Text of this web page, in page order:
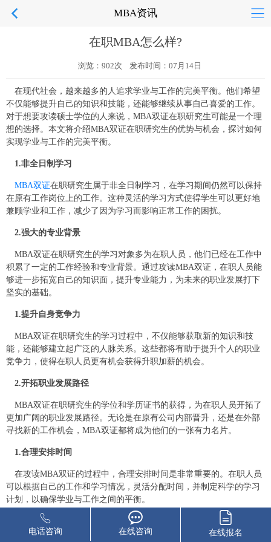
MBA资讯
在职MBA怎么样?
浏览：902次 发布时间：07月14日
在现代社会，越来越多的人追求学业与工作的完美平衡。他们希望
不仅能够提升自己的知识和技能，还能够继续从事自己喜爱的工作。
对于想要攻读硕士学位的人来说，MBA双证在职研究生可能是一个理
想的选择。本文将介绍MBA双证在职研究生的优势与机会，探讨如何
实现学业与工作的完美平衡。
1.非全日制学习
MBA双证在职研究生属于非全日制学习，在学习期间仍然可以保持
在原有工作岗位上的工作。这种灵活的学习方式使得学生可以更好地
兼顾学业和工作，减少了因为学习而影响正常工作的困扰。
2.强大的专业背景
MBA双证在职研究生的学习对象多为在职人员，他们已经在工作中
积累了一定的工作经验和专业背景。通过攻读MBA双证，在职人员能
够进一步拓宽自己的知识面，提升专业能力，为未来的职业发展打下
坚实的基础。
1.提升自身竞争力
MBA双证在职研究生的学习过程中，不仅能够获取新的知识和技
能，还能够建立起广泛的人脉关系。这些都将有助于提升个人的职业
竞争力，使得在职人员更有机会获得升职加薪的机会。
2.开拓职业发展路径
MBA双证在职研究生的学位和学历证书的获得，为在职人员开拓了
更加广阔的职业发展路径。无论是在原有公司内部晋升，还是在外部
寻找新的工作机会，MBA双证都将成为他们的一张有力名片。
1.合理安排时间
在攻读MBA双证的过程中，合理安排时间是非常重要的。在职人员
可以根据自己的工作和学习情况，灵活分配时间，并制定科学的学习
计划，以确保学业与工作之间的平衡。
2.寻找支持与协助
电话咨询 在线咨询 在线报名